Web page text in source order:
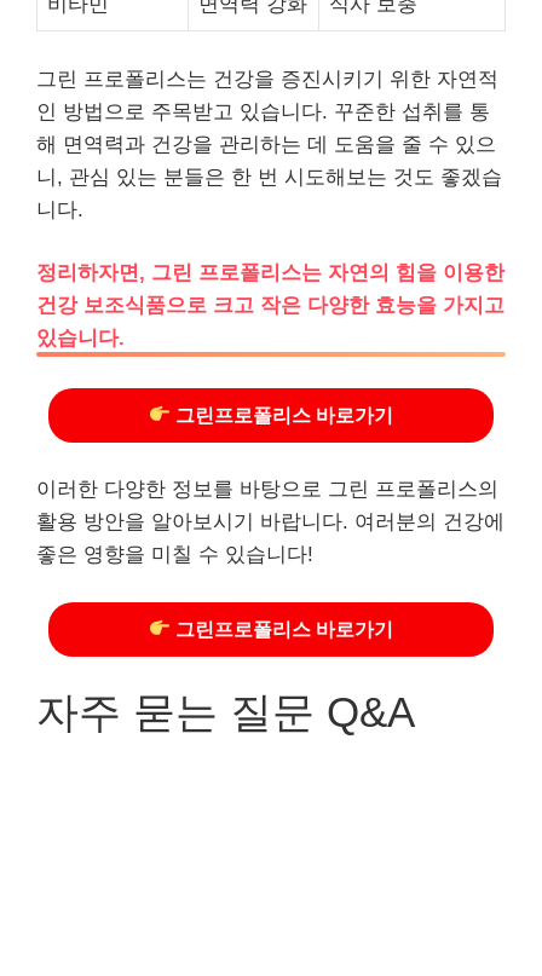
그린 프로폴리스는 건강을 증진시키기 위한 자연적
인 방법으로 주목받고 있습니다. 꾸준한 섭취를 통
해 면역력과 건강을 관리하는 데 도움을 줄 수 있으
니, 관심 있는 분들은 한 번 시도해보는 것도 좋겠습
니다.
정리하자면, 그린 프로폴리스는 자연의 힘을 이용한
건강 보조식품으로 크고 작은 다양한 효능을 가지고
있습니다.
그린프로폴리스 바로가기
이러한 다양한 정보를 바탕으로 그린 프로폴리스의
활용 방안을 알아보시기 바랍니다. 여러분의 건강에
좋은 영향을 미칠 수 있습니다!
그린프로폴리스 바로가기
자주 묻는 질문 Q&A